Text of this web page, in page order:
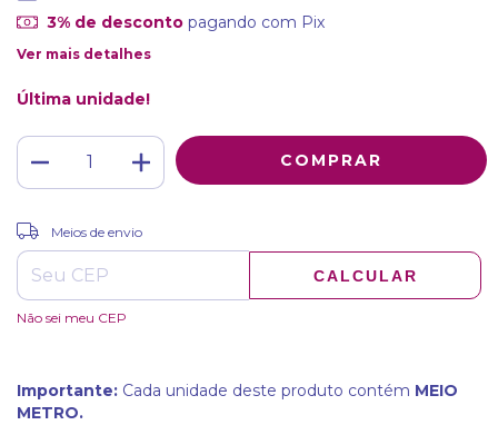
3% de descontopagando com Pix
Ver mais detalhes
Última unidade!
Entregas para o CEP:
Meios de envio
CALCULAR
Não sei meu CEP
Importante: Cada unidade deste produto contém MEIO
METRO.